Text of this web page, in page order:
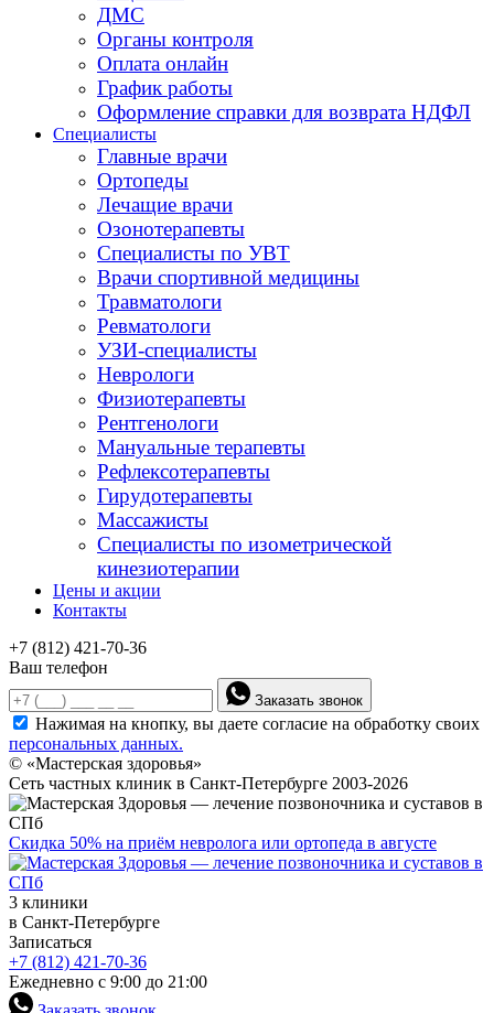
ДМС
Органы контроля
Оплата онлайн
График работы
Оформление справки для возврата НДФЛ
Специалисты
Главные врачи
Ортопеды
Лечащие врачи
Озонотерапевты
Специалисты по УВТ
Врачи спортивной медицины
Травматологи
Ревматологи
УЗИ-специалисты
Неврологи
Физиотерапевты
Рентгенологи
Мануальные терапевты
Рефлексотерапевты
Гирудотерапевты
Массажисты
Специалисты по изометрической
кинезиотерапии
Цены и акции
Контакты
+7 (812) 421-70-36
Ваш телефон
Заказать звонок
Нажимая на кнопку, вы даете согласие на обработку своих
персональных данных.
© «Мастерская здоровья»
Сеть частных клиник в Санкт-Петербурге 2003-2026
Скидка 50% на приём невролога или ортопеда в августе
3 клиники
в Санкт-Петербурге
Записаться
+7 (812) 421-70-36
Ежедневно с 9:00 до 21:00